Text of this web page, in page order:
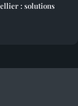
: solutions